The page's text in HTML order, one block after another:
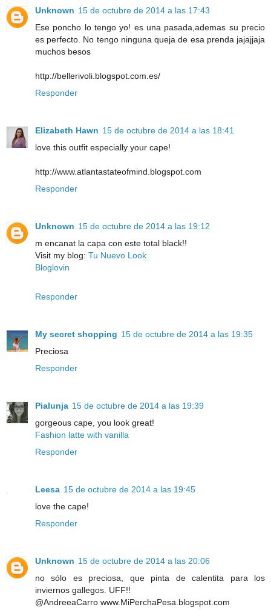
Unknown 15 de octubre de 2014 a las 17:43
Ese poncho lo tengo yo! es una pasada,ademas su precio
es perfecto. No tengo ninguna queja de esa prenda jajajjaja
muchos besos
http://bellerivoli.blogspot.com.es/
Responder
Elizabeth Hawn 15 de octubre de 2014 a las 18:41
love this outfit especially your cape!
http://www.atlantastateofmind.blogspot.com
Responder
Unknown 15 de octubre de 2014 a las 19:12
m encanat la capa con este total black!!
Visit my blog: Tu Nuevo Look
Bloglovin
Responder
My secret shopping 15 de octubre de 2014 a las 19:35
Preciosa
Responder
Pialunja 15 de octubre de 2014 a las 19:39
gorgeous cape, you look great!
Fashion latte with vanilla
Responder
Leesa 15 de octubre de 2014 a las 19:45
love the cape!
Responder
Unknown 15 de octubre de 2014 a las 20:06
no sólo es preciosa, que pinta de calentita para los
inviernos gallegos. UFF!!
@AndreeaCarro www.MiPerchaPesa.blogspot.com